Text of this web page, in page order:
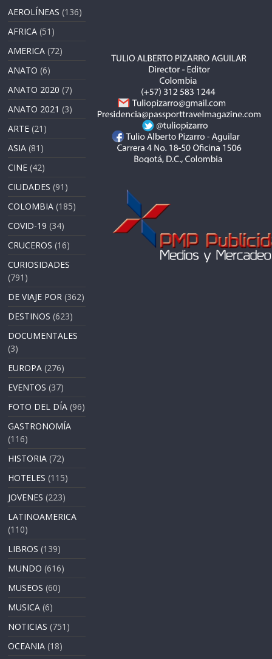
AEROLÍNEAS (136)
AFRICA (51)
AMERICA (72)
ANATO (6)
ANATO 2020 (7)
ANATO 2021 (3)
ARTE (21)
ASIA (81)
CINE (42)
CIUDADES (91)
COLOMBIA (185)
COVID-19 (34)
CRUCEROS (16)
CURIOSIDADES
(791)
DE VIAJE POR (362)
DESTINOS (623)
DOCUMENTALES
(3)
EUROPA (276)
EVENTOS (37)
FOTO DEL DÍA (96)
GASTRONOMÍA
(116)
HISTORIA (72)
HOTELES (115)
JOVENES (223)
LATINOAMERICA
(110)
LIBROS (139)
MUNDO (616)
MUSEOS (60)
MUSICA (6)
NOTICIAS (751)
OCEANIA (18)